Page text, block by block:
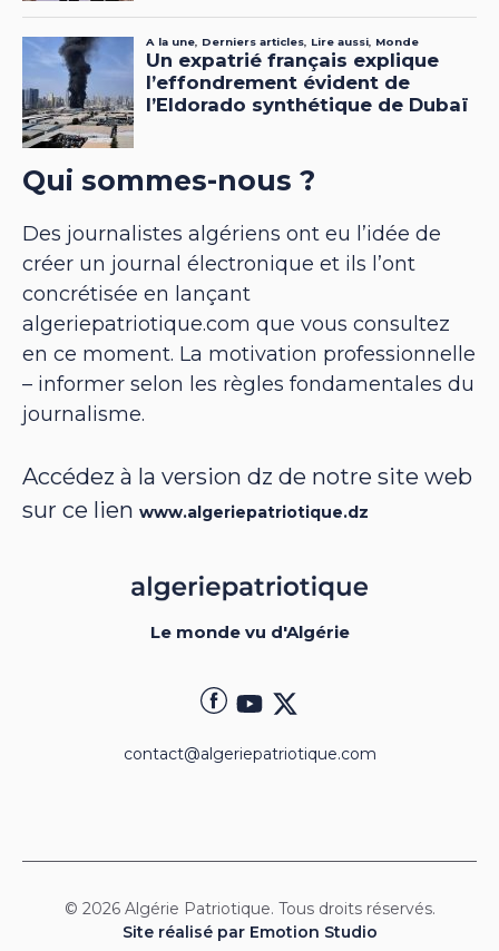
Qui sommes-nous ?
Des journalistes algériens ont eu l’idée de
créer un journal électronique et ils l’ont
concrétisée en lançant
algeriepatriotique.com que vous consultez
en ce moment. La motivation professionnelle
– informer selon les règles fondamentales du
journalisme.
Accédez à la version dz de notre site web
sur ce lien www.algeriepatriotique.dz
Le monde vu d'Algérie
contact@algeriepatriotique.com
© 2026 Algérie Patriotique. Tous droits réservés.
Site réalisé par Emotion Studio